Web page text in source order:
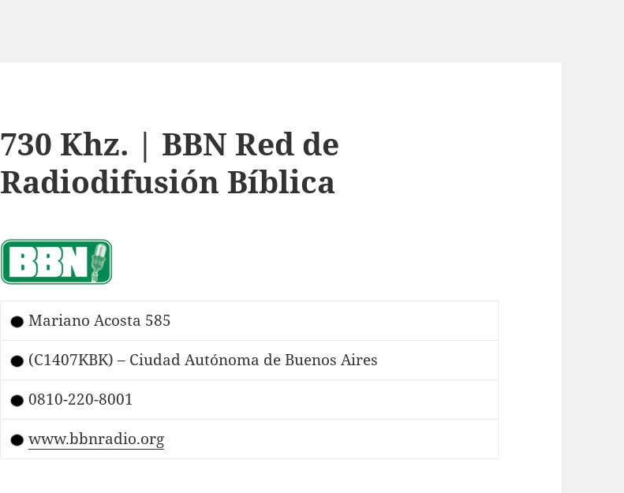
730 Khz. | BBN Red de
Radiodifusión Bíblica
Mariano Acosta 585
(C1407KBK) – Ciudad Autónoma de Buenos Aires
0810-220-8001
www.bbnradio.org